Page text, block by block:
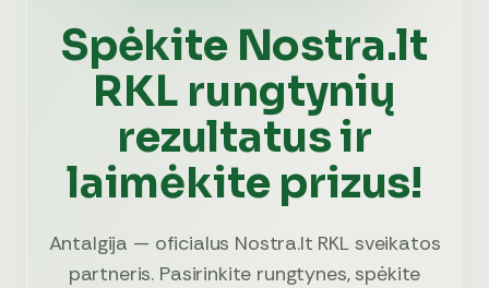
Spėkite Nostra.lt
RKL rungtynių
rezultatus ir
laimėkite prizus!
Antalgija — oficialus Nostra.lt RKL sveikatos
partneris. Pasirinkite rungtynes, spėkite